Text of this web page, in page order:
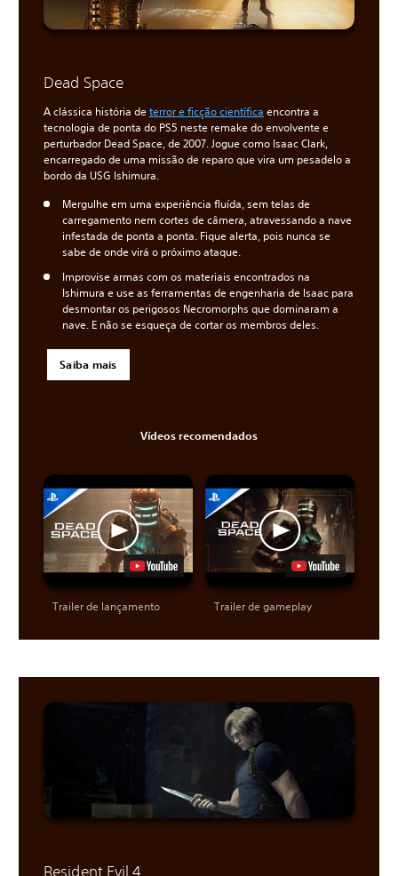
Dead Space
A clássica história deterror e ficção científica encontra a
tecnologia de ponta do PS5 neste remake do envolvente e
perturbador Dead Space, de 2007. Jogue como Isaac Clark,
encarregado de uma missão de reparo que vira um pesadelo a
bordo da USG Ishimura.
Mergulhe em uma experiência fluída, sem telas de
carregamento nem cortes de câmera, atravessando a nave
infestada de ponta a ponta. Fique alerta, pois nunca se
sabe de onde virá o próximo ataque.
Improvise armas com os materiais encontrados na
Ishimura e use as ferramentas de engenharia de Isaac para
desmontar os perigosos Necromorphs que dominaram a
nave. E não se esqueça de cortar os membros deles.
Saiba mais
Vídeos recomendados
Trailer de lançamento Trailer de gameplay
Resident Evil 4